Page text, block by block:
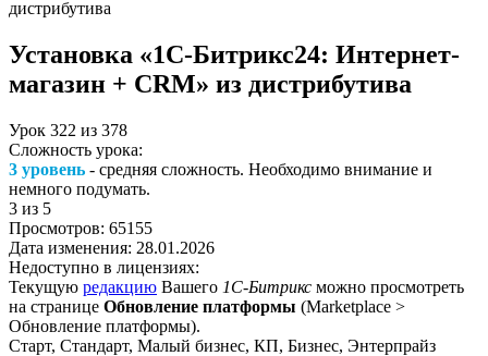
дистрибутива
Установка «1С-Битрикс24: Интернет-
магазин + CRM» из дистрибутива
Урок 322 из 378
Сложность урока:
3 уровень - средняя сложность. Необходимо внимание и
немного подумать.
3 из 5
Просмотров: 65155
Дата изменения: 28.01.2026
Недоступно в лицензиях:
Текущую редакцию Вашего 1С-Битрикс можно просмотреть
на странице Обновление платформы (Marketplace >
Обновление платформы).
Старт, Стандарт, Малый бизнес, КП, Бизнес, Энтерпрайз